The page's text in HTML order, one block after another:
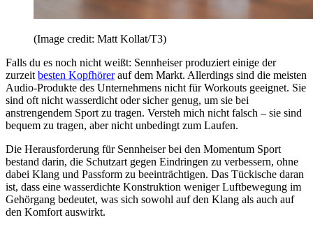
(Image credit: Matt Kollat/T3)
Falls du es noch nicht weißt: Sennheiser produziert einige der
zurzeit besten Kopfhörerauf dem Markt. Allerdings sind die meisten
Audio-Produkte des Unternehmens nicht für Workouts geeignet. Sie
sind oft nicht wasserdicht oder sicher genug, um sie bei
anstrengendem Sport zu tragen. Versteh mich nicht falsch – sie sind
bequem zu tragen, aber nicht unbedingt zum Laufen.
Die Herausforderung für Sennheiser bei den Momentum Sport
bestand darin, die Schutzart gegen Eindringen zu verbessern, ohne
dabei Klang und Passform zu beeinträchtigen. Das Tückische daran
ist, dass eine wasserdichte Konstruktion weniger Luftbewegung im
Gehörgang bedeutet, was sich sowohl auf den Klang als auch auf
den Komfort auswirkt.